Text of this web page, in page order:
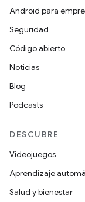
Android para
Seguridad
Código abierto
Noticias
Blog
Podcasts
DESCUBRE
Videojuegos
Aprendizaje
Salud y bienestar